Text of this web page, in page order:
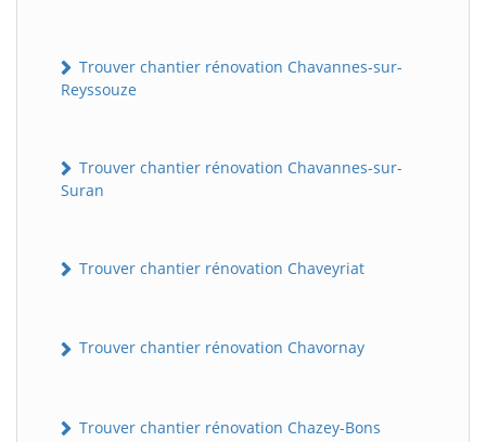
Trouver chantier rénovation Chavannes-sur-
Reyssouze
Trouver chantier rénovation Chavannes-sur-
Suran
Trouver chantier rénovation Chaveyriat
Trouver chantier rénovation Chavornay
Trouver chantier rénovation Chazey-Bons